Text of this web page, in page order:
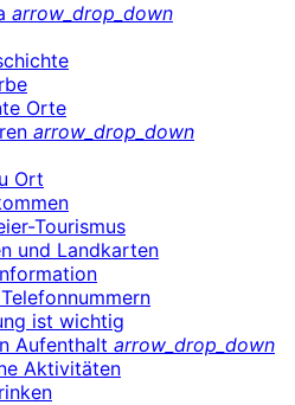
arrow_drop_down
Orte
arrow_drop_down
Ort
Tourismus
und Landkarten
ist wichtig
Aufenthalt arrow_drop_down
Aktivitäten